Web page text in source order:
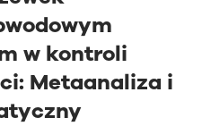
w kontroli
Metaanaliza i